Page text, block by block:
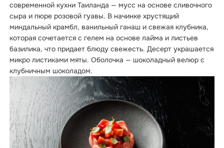
современной кухни Таиланда — мусс на основе сливочного
сыра и пюре розовой гуавы. В начинке хрустящий
миндальный крамбл, ванильный ганаш и свежая клубника,
которая сочетается с гелем на основе лайма и листьев
базилика, что придает блюду свежесть. Десерт украшается
микро листиками мяты. Оболочка — шоколадный велюр с
клубничным шоколадом.